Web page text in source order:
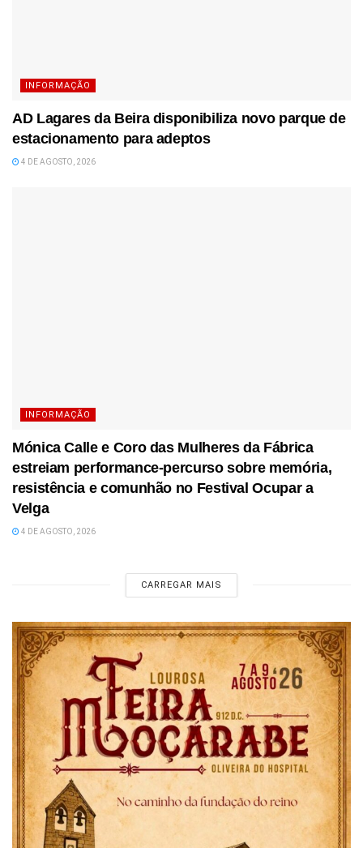
INFORMAÇÃO
AD Lagares da Beira disponibiliza novo parque de
estacionamento para adeptos
4 DE AGOSTO, 2026
INFORMAÇÃO
Mónica Calle e Coro das Mulheres da Fábrica
estreiam performance-percurso sobre memória,
resistência e comunhão no Festival Ocupar a
Velga
4 DE AGOSTO, 2026
CARREGAR MAIS